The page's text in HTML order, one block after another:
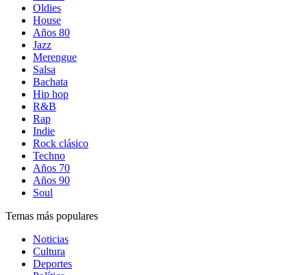
Oldies
House
Años 80
Jazz
Merengue
Salsa
Bachata
Hip hop
R&B
Rap
Indie
Rock clásico
Techno
Años 70
Años 90
Soul
Temas más populares
Noticias
Cultura
Deportes